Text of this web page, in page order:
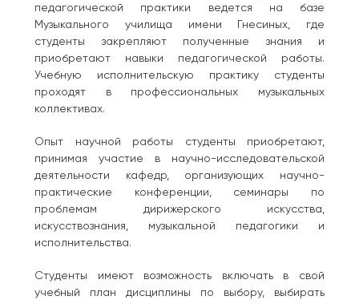
педагогической практики ведется на базе
Музыкального училища имени Гнесиных, где
студенты закрепляют полученные знания и
приобретают навыки педагогической работы.
Учебную исполнительскую практику студенты
проходят в профессиональных музыкальных
коллективах.
Опыт научной работы студенты приобретают,
принимая участие в научно-исследовательской
деятельности кафедр, организующих научно-
практические конференции, семинары по
проблемам дирижерского искусства,
искусствознания, музыкальной педагогики и
исполнительства.
Студенты имеют возможность включать в свой
учебный план дисциплины по выбору, выбирать